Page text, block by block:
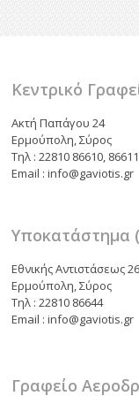
Κεντρικό
Ακτή Παπάγου 24
Ερμούπολη, Σύρος
Τηλ : 22810 86610, 86611
Email : info@gaviotis.gr
Υποκατάστημα
Εθνικής Αντιστάσεως
Ερμούπολη, Σύρος
Τηλ : 22810 86644
Email : info@gaviotis.gr
Γραφείο